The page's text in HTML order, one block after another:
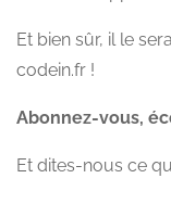
Et bien sûr, il le
codein.fr !
Abonnez-vous,
Et dites-nous ce